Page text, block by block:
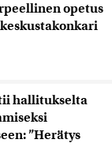
opetus
hallitukselta
”Herätys